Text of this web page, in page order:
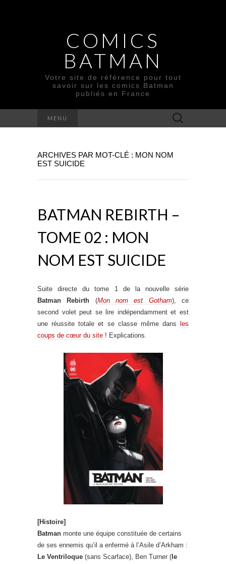
COMICS
BATMAN
Votre site de référence pour tout
savoir sur les comics Batman
publiés en France
MENU Rechercher :
ARCHIVES PAR MOT-CLÉ : MON NOM
EST SUICIDE
BATMAN REBIRTH –
TOME 02 : MON
NOM EST SUICIDE
Suite directe du tome 1 de la nouvelle série
Batman Rebirth (Mon nom est Gotham), ce
second volet peut se lire indépendamment et est
une réussite totale et se classe même dans
les
coups de cœur du site ! Explications.
[Histoire]
Batman monte une équipe constituée de certains
de ses ennemis qu’il a enfermé à l’Asile d’Arkham :
Le Ventriloque (sans Scarface), Ben Turner ( le